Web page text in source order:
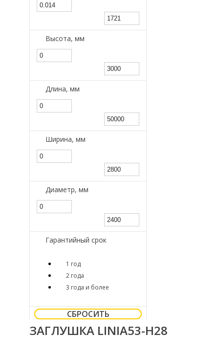
Высота, мм
Длина, мм
Ширина, мм
Диаметр, мм
Гарантийный срок
1 год
2 года
3 года и более
СБРОСИТЬ
ЗАГЛУШКА LINIA53-H28